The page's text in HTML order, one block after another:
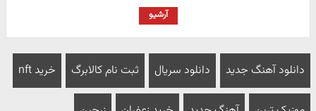
آرشیو
دانلود آهنگ جدید دانلود سریال ثبت نام کالابرگ خرید nft